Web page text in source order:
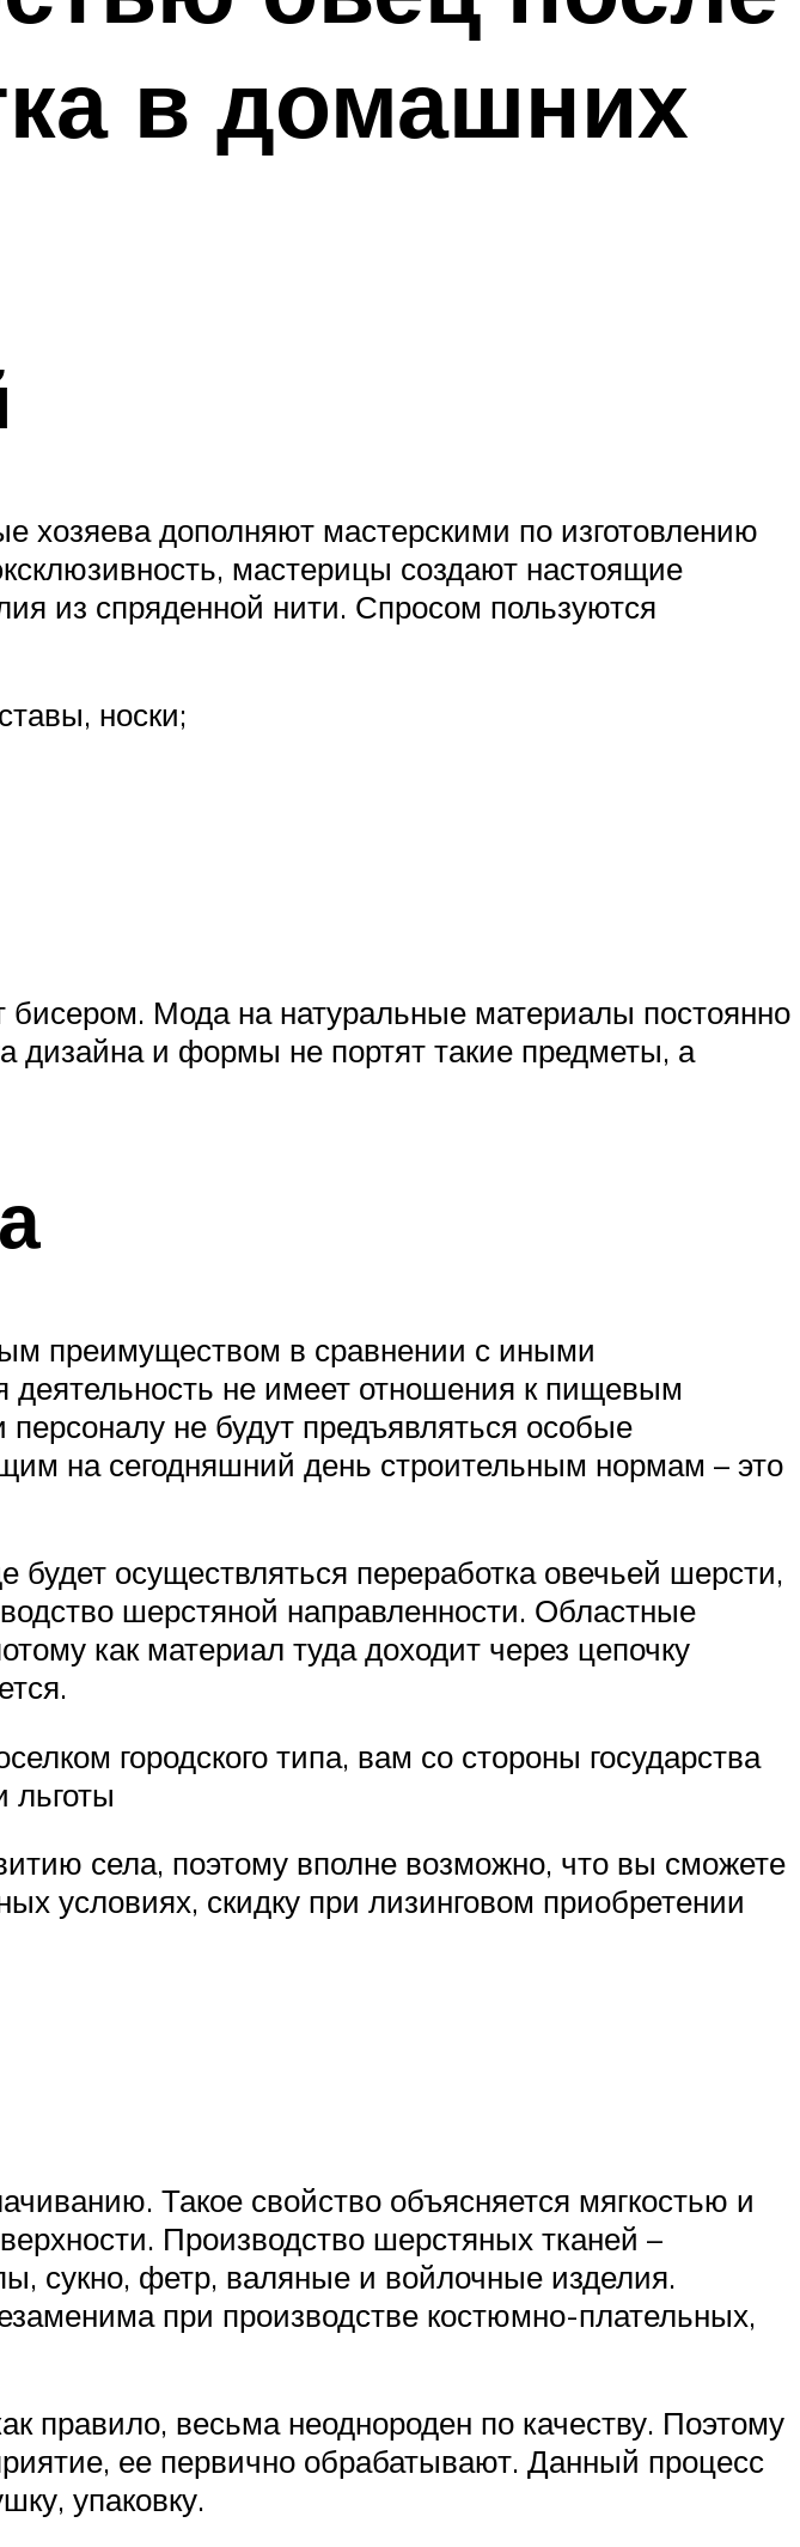
в домашних
дополняют мастерскими по изготовлению
мастерицы создают настоящие
из спряденной нити. Спросом пользуются
носки;
Мода на натуральные материалы постоянно
дизайна и формы не портят такие предметы, а
преимуществом в сравнении с иными
деятельность не имеет отношения к пищевым
не будут предъявляться особые
на сегодняшний день строительным нормам – это
осуществляться переработка овечьей шерсти,
шерстяной направленности. Областные
как материал туда доходит через цепочку
городского типа, вам со стороны государства
льготы
села, поэтому вполне возможно, что вы сможете
условиях, скидку при лизинговом приобретении
Такое свойство объясняется мягкостью и
Производство шерстяных тканей –
сукно, фетр, валяные и войлочные изделия.
при производстве костюмно-плательных,
правило, весьма неоднороден по качеству. Поэтому
ее первично обрабатывают. Данный процесс
упаковку.